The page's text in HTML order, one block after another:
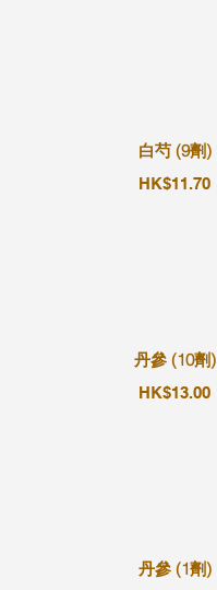
白芍 (9劑)
HK$11.70
丹參 (10劑)
HK$13.00
丹參 (1劑)